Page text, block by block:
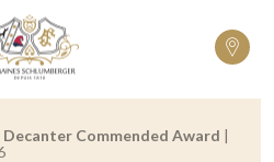
Schlumberger Vignerons
Decanter Commended Award |